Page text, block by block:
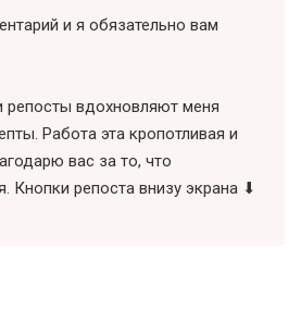
и я обязательно вам
репосты вдохновляют меня
Работа эта кропотливая и
вас за то, что
Кнопки репоста внизу экрана ⬇